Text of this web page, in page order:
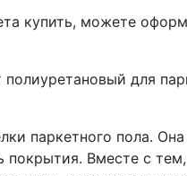
купить, можете
полиуретановый для
паркетного пола.
Вместе с